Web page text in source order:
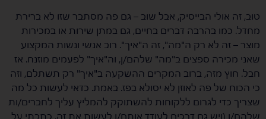
טוב, זה אולי הבייסיק, אבל שוב – גם פה מסתבר שזו לא ברירת
מחדל. כמו בהרבה דברים בחיים, גם במתן שירות או במכירות
מוצר – זה לא רק ה"מה", זה ה"איך". רוב אנשי ונשות המקצוע
שאני מכירה ספצים ב"מה" שלהם/ן, וה"איך" לפעמים מוזנח. אז
חבל. חוץ מזה, ברוב המקרים ההשקעה ב"איך" רק תשתלם, וזה
כי הכוח של פה לאוזן לא יסולא בפז. באמת. כדאי לעשות כל מה
שצריך כדי לגרום ללקוחות להשתוקק להמליץ עליך לחברים/ות
שלהם/ן (ויש גם דרכים לעודד אותם/ן לעשות את זה, כתבתי על